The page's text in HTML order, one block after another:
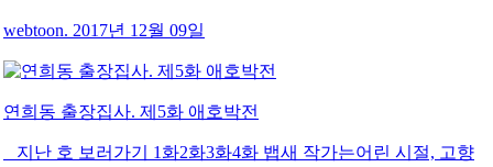
webtoon. 2017년 12월 09일
연희동 출장집사. 제5화 애호박전
지난 호 보러가기 1화2화3화4화 뱁새 작가는어린 시절, 고향